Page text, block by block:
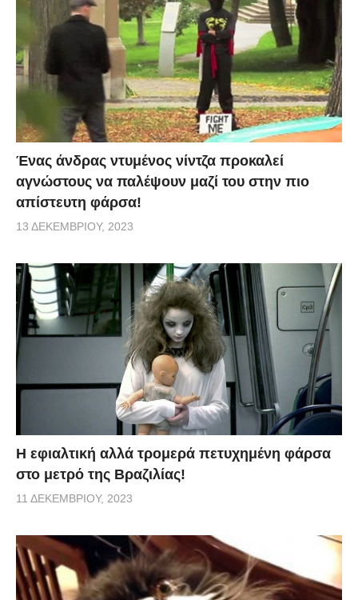
Ένας άνδρας ντυμένος νίντζα προκαλεί
αγνώστους να παλέψουν μαζί του στην πιο
απίστευτη φάρσα!
13 ΔΕΚΕΜΒΡΊΟΥ, 2023
H εφιαλτική αλλά τρομερά πετυχημένη φάρσα
στο μετρό της Βραζιλίας!
11 ΔΕΚΕΜΒΡΊΟΥ, 2023